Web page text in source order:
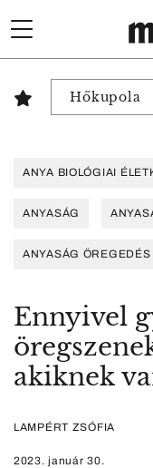
Hőkupola
ANYA BIOLÓGIAI
ANYASÁG
ANYASÁG ÖREGEDÉS
Ennyivel
akiknek
LAMPÉRT ZSÓFIA
2023. január 30.